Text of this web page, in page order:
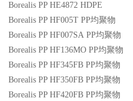
Borealis PP HE4872 HDPE
Borealis PP HF005T PP均聚物
Borealis PP HF007SA PP均聚物
Borealis PP HF136MO PP均聚物
Borealis PP HF345FB PP均聚物
Borealis PP HF350FB PP均聚物
Borealis PP HF420FB PP均聚物